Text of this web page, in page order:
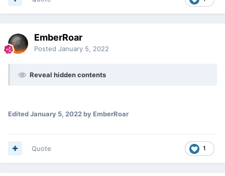
EmberRoar
Posted January 5, 2022
Reveal hidden contents
EditedJanuary 5, 2022by EmberRoar
1
Quote